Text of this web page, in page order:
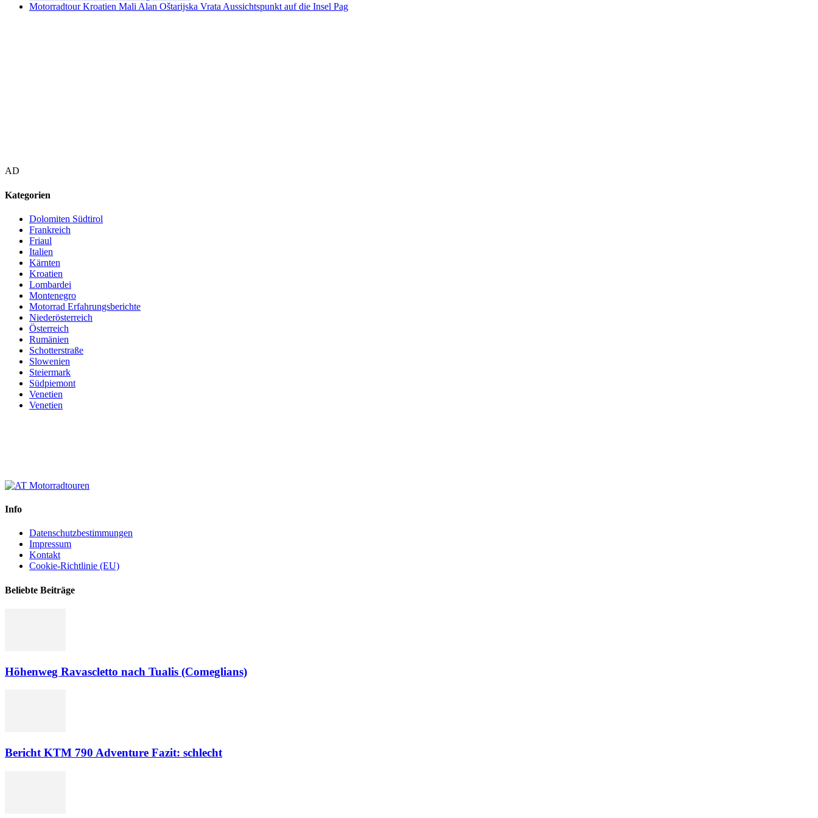
Motorradtour Kroatien Mali Alan Oštarijska Vrata Aussichtspunkt auf die Insel Pag
AD
Kategorien
Dolomiten Südtirol
Frankreich
Friaul
Italien
Kärnten
Kroatien
Lombardei
Montenegro
Motorrad Erfahrungsberichte
Niederösterreich
Österreich
Rumänien
Schotterstraße
Slowenien
Steiermark
Südpiemont
Venetien
Venetien
Info
Datenschutzbestimmungen
Impressum
Kontakt
Cookie-Richtlinie (EU)
Beliebte Beiträge
Höhenweg Ravascletto nach Tualis (Comeglians)
Bericht KTM 790 Adventure Fazit: schlecht